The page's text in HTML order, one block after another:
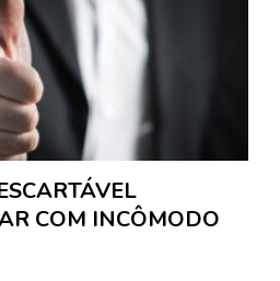
COM INCÔMODO